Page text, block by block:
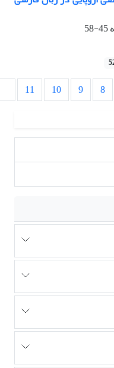
45-58
8
9
10
11